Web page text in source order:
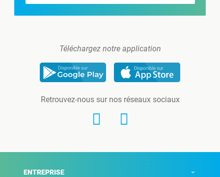
Téléchargez notre application
Retrouvez-nous sur nos réseaux sociaux
ENTREPRISE